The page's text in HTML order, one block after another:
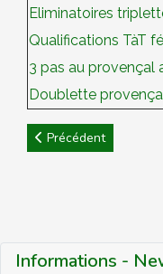
Informations -
Eliminatoires
Qualifications TàT
3 pas au provençal
Doublette
Article précédent :
Précédent